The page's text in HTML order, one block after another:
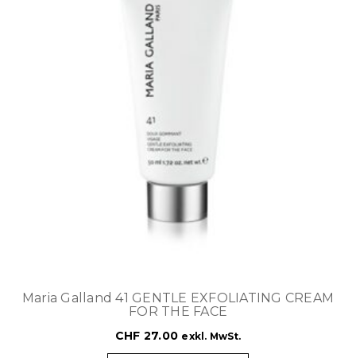
Maria Galland 41 GENTLE EXFOLIATING CREAM
FOR THE FACE
CHF 27.00 exkl. MwSt.